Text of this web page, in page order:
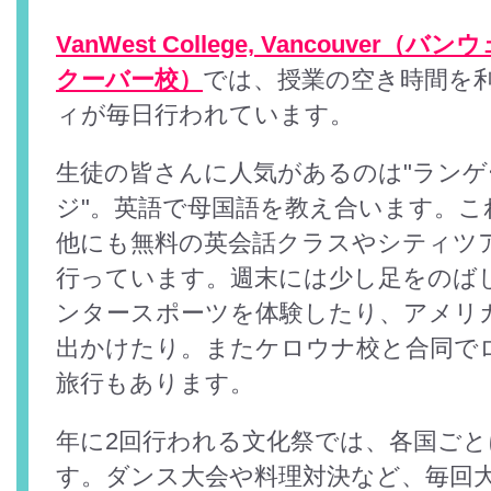
VanWest College, Vancouver（バン
クーバー校） では、授業の空き時間を
ィが毎日行われています。
生徒の皆さんに人気があるのは"ラン
ジ"。英語で母国語を教え合います。
他にも無料の英会話クラスやシティツ
行っています。週末には少し足をのば
ンタースポーツを体験したり、アメ
出かけたり。またケロウナ校と合同で
旅行もあります。
年に2回行われる文化祭では、各国ご
す。ダンス大会や料理対決など、毎回